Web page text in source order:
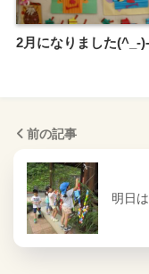
2月になりました(^_-
前の記事
明日